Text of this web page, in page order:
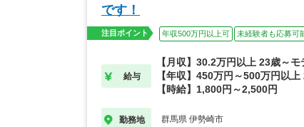
です！
注目ポイント 年収500万円以上可 未経験者も応募可
給与
【月収】30.2万円以上 23歳～モ
【年収】450万円～500万円以
【時給】1,800円～2,500円
勤務地 群馬県 伊勢崎市